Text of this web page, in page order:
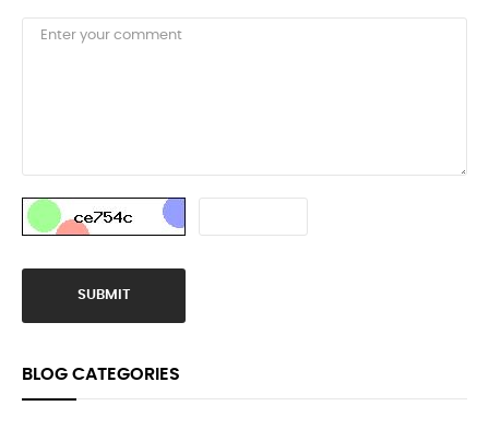
SUBMIT
BLOG CATEGORIES